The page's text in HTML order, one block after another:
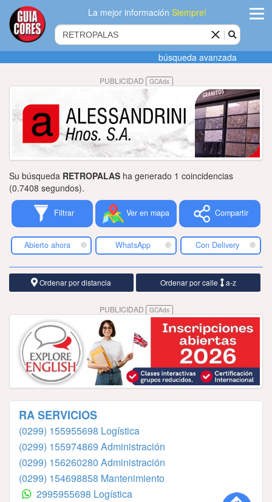
La mejor informaciónSiempre!
Agregar
empresa
Actualizar
datos
Publicidad
Tiendacores
Contactenos
búsqueda avanzada
PUBLICIDAD GCAds
Su búsqueda RETROPALAS ha generado 1 coincidencias
(0.7408 segundos).
Filtrar Ver en mapa Compartir
Abierto ahora WhatsApp Con Delivery
Ordenar por distancia Ordenar por calle a-z
PUBLICIDAD GCAds
RA SERVICIOS
(0299) 155955698 Logística
(0299) 155974869 Administración
(0299) 156260280 Administración
(0299) 154698858 Mantenimiento
2995955698 Logística